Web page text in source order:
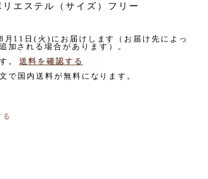
エステル（サイズ）フリー
11日(火)にお届けします（お届け先によっ
加される場合があります）。
。
送料を確認する
国内送料が無料になります。
る